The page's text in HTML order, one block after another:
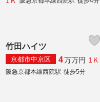
竹田ハイツ
京都市中京区 4万万円 1Ｋ
阪急京都本線西院駅 徒歩5分